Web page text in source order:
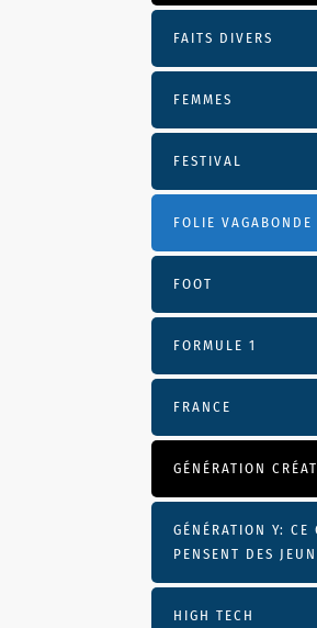
FAITS DIVERS
FEMMES
FESTIVAL
FOLIE VAGABONDE
FOOT
FORMULE 1
FRANCE
GÉNÉRATION
GÉNÉRATION Y: CE
PENSENT DES
HIGH TECH